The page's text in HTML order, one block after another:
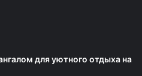
для уютного отдыха на